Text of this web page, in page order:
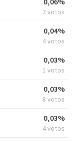
2 votos
0,04%
4 votos
0,03%
1 votos
0,03%
8 votos
0,03%
4 votos